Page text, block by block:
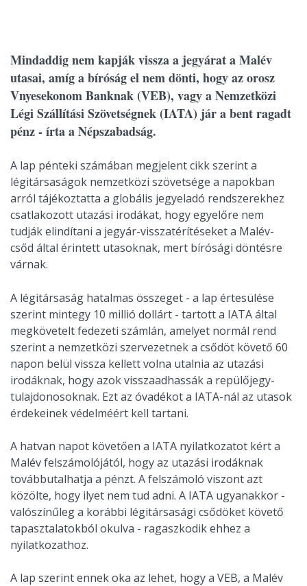
Mindaddig nem kapják vissza a jegyárat a Malév
utasai, amíg a bíróság el nem dönti, hogy az orosz
Vnyesekonom Banknak (VEB), vagy a Nemzetközi
Légi Szállítási Szövetségnek (IATA) jár a bent ragadt
pénz - írta a Népszabadság.
A lap pénteki számában megjelent cikk szerint a
légitársaságok nemzetközi szövetsége a napokban
arról tájékoztatta a globális jegyeladó rendszerekhez
csatlakozott utazási irodákat, hogy egyelőre nem
tudják elindítani a jegyár-visszatérítéseket a Malév-
csőd által érintett utasoknak, mert bírósági döntésre
várnak.
A légitársaság hatalmas összeget - a lap értesülése
szerint mintegy 10 millió dollárt - tartott a IATA által
megkövetelt fedezeti számlán, amelyet normál rend
szerint a nemzetközi szervezetnek a csődöt követő 60
napon belül vissza kellett volna utalnia az utazási
irodáknak, hogy azok visszaadhassák a repülőjegy-
tulajdonosoknak. Ezt az óvadékot a IATA-nál az utasok
érdekeinek védelméért kell tartani.
A hatvan napot követően a IATA nyilatkozatot kért a
Malév felszámolójától, hogy az utazási irodáknak
továbbutalhatja a pénzt. A felszámoló viszont azt
közölte, hogy ilyet nem tud adni. A IATA ugyanakkor -
valószínűleg a korábbi légitársasági csődöket követő
tapasztalatokból okulva - ragaszkodik ehhez a
nyilatkozathoz.
A lap szerint ennek oka az lehet, hogy a VEB, a Malév